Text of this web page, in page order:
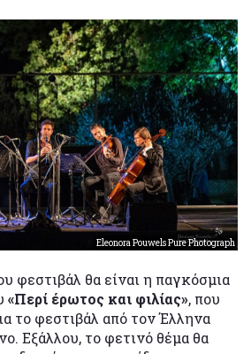
Eleonora Pouwels Pure Photograph
φεστιβάλ θα είναι η παγκόσμια
«Περί έρωτος και φιλίας», που
το φεστιβάλ από τον Έλληνα
Εξάλλου, το φετινό θέμα θα